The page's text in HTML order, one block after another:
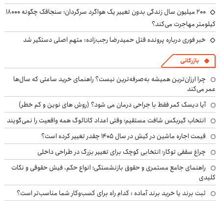
۲۰۰ میلیون سال زندگی بدون تغییر یک هواگرد سرگردان؛ سنجاقک‌ چگونه ۱۸۰۰۰
کیلومتر مهاجرت می‌کند؟
خبر فوری درباره پرونده قتل حمیدرضا رجب‌زاده: متهم اصلی دستگیر شد
بازرگانی
چرا ارزان‌ترین همیشه به‌صرفه‌ترین نیست؟ راهنمای خرید ساعتی که سال‌ها
عمر می‌کند
آیا دیسک کمر فقط با جراحی درمان می شود؟ (روش های نوین و کم خطر)
انتخاب گیربکس شافت مستقیم؛ وقتی اعداد کاتالوگ همه واقعیت را نمی‌گویند
قیمت اجاره ماشین در کیش در سال ۱۴۰۵ چقدر تغییر کرده است؟
چراغ سقفی توکار؛ انتخابی کوچک برای تغییر بزرگ در طراحی داخلی
راهنمای جامع مستمری و حقوق بازنشستگی؛ انواع حکم، فیش حقوقی و نکات
کلیدی
ثبت برند یا خرید برند آماده : کدام راه برای کسب‌وکار شما مناسب‌تر است؟